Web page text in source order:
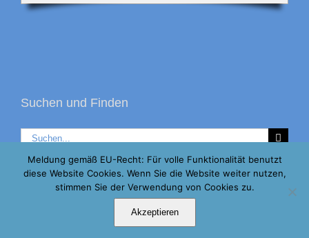
Suchen und Finden
Suche
Copyright Gemeinschaftspraxis Südheide | Ihr Hausarzt und
Ernährungsspezialist in Sülze, 29303 Bergen im Kreis Celle |
Impressum & Datenschutz
Meldung gemäß EU-Recht: Für volle Funktionalität benutzt
diese Website Cookies. Wenn Sie die Website weiter nutzen,
stimmen Sie der Verwendung von Cookies zu.
Akzeptieren